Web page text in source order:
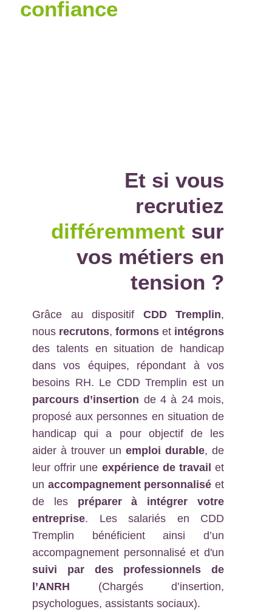
confiance
Et si vous
recrutiez
différemment sur
vos métiers en
tension ?
Grâce au dispositif CDD Tremplin,
nous recrutons, formons et intégrons
des talents en situation de handicap
dans vos équipes, répondant à vos
besoins RH. Le CDD Tremplin est un
parcours d’insertion de 4 à 24 mois,
proposé aux personnes en situation de
handicap qui a pour objectif de les
aider à trouver un emploi durable, de
leur offrir une expérience de travail et
un accompagnement personnalisé et
de les préparer à intégrer votre
entreprise. Les salariés en CDD
Tremplin bénéficient ainsi d’un
accompagnement personnalisé et d'un
suivi par des professionnels de
l’ANRH (Chargés d’insertion,
psychologues, assistants sociaux).